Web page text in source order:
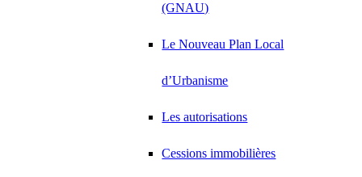
(GNAU)
Le Nouveau Plan Local
d’Urbanisme
Les autorisations
Cessions immobilières